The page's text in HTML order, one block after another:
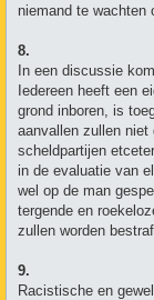
niemand te wachten
8.
In een discussie
Iedereen heeft een
grond inboren, is
aanvallen zullen niet
scheldpartijen
in de evaluatie van
wel op de man
tergende en
zullen worden
9.
Racistische en